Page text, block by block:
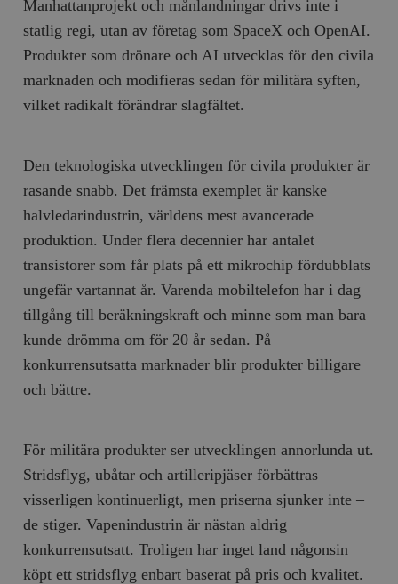
Manhattanprojekt och månlandningar drivs inte i
statlig regi, utan av företag som SpaceX och OpenAI.
Produkter som drönare och AI utvecklas för den civila
marknaden och modifieras sedan för militära syften,
vilket radikalt förändrar slagfältet.
Den teknologiska utvecklingen för civila produkter är
rasande snabb. Det främsta exemplet är kanske
halvledarindustrin, världens mest avancerade
produktion. Under flera decennier har antalet
transistorer som får plats på ett mikrochip fördubblats
ungefär vartannat år. Varenda mobiltelefon har i dag
tillgång till beräkningskraft och minne som man bara
kunde drömma om för 20 år sedan. På
konkurrensutsatta marknader blir produkter billigare
och bättre.
För militära produkter ser utvecklingen annorlunda ut.
Stridsflyg, ubåtar och artilleripjäser förbättras
visserligen kontinuerligt, men priserna sjunker inte –
de stiger. Vapenindustrin är nästan aldrig
konkurrensutsatt. Troligen har inget land någonsin
köpt ett stridsflyg enbart baserat på pris och kvalitet.